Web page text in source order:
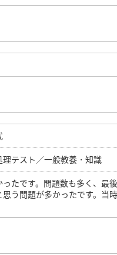
理テスト／一般教養・知識
ったです。問題数も多く、最
思う問題が多かったです。当